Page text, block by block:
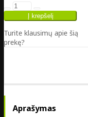
Turite klausimų apie šią
prekę?
Aprašymas